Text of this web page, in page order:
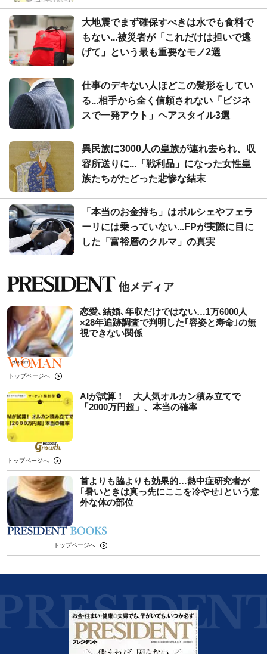
大地震でまず確保すべきは水でも食料で
もない...被災者が「これだけは担いで逃
げて」という最も重要なモノ2選
仕事のデキない人ほどこの髪形をしてい
る...相手から全く信頼されない「ビジネ
スで一発アウト」ヘアスタイル3選
異民族に3000人の皇族が連れ去られ、収
容所送りに...「戦利品」になった女性皇
族たちがたどった悲惨な結末
「本当のお金持ち」はポルシェやフェラ
ーリには乗っていない...FPが実際に目に
した「富裕層のクルマ」の真実
恋愛､結婚､年収だけではない…1万6000人
×28年追跡調査で判明した｢容姿と寿命｣の無
視できない関係
トップページへ
AIが試算！ 大人気オルカン積み立てで
「2000万円超」、本当の確率
トップページへ
首よりも脇よりも効果的…熱中症研究者が
｢暑いときは真っ先にここを冷やせ｣という意
外な体の部位
トップページへ